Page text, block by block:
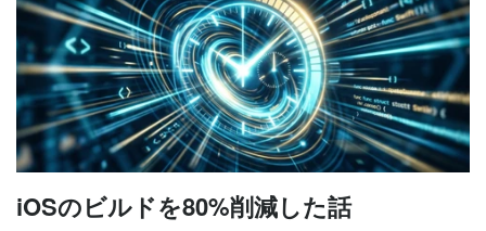
iOSのビルドを80%削減した話